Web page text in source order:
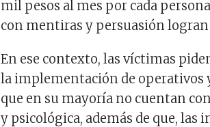
mil pesos al mes por cada
con mentiras y persuasión
En ese contexto, las víctimas
la implementación de operativos
que en su mayoría no cuentan
y psicológica, además de que, las